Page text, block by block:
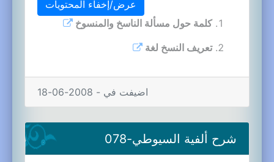
عرض/إخفاء المحتويات
كلمة حول مسألة الناسخ والمنسوخ
تعريف النسخ لغة
اضيفت في - 2008-06-18
شرح ألفية السيوطي-078